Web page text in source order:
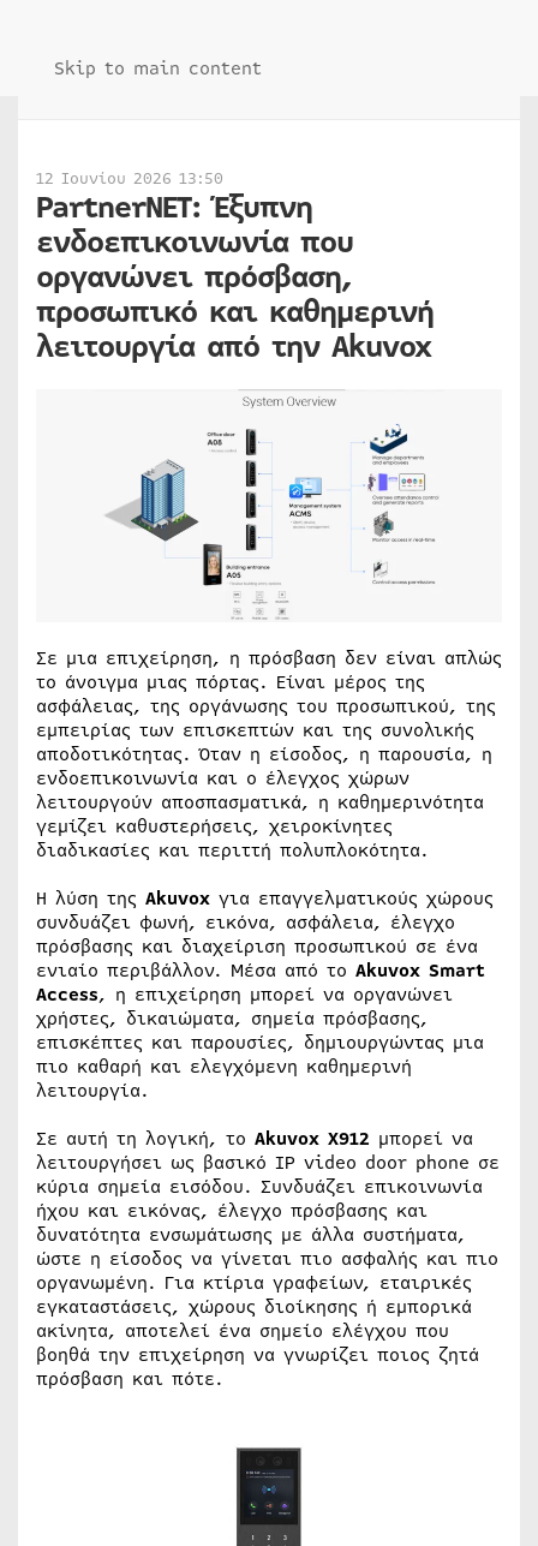
Skip to main content
12 Ιουνίου 2026 13:50
PartnerNET: Έξυπνη
ενδοεπικοινωνία που
οργανώνει πρόσβαση,
προσωπικό και καθημερινή
λειτουργία από την Akuvox
Σε μια επιχείρηση, η πρόσβαση δεν είναι απλώς
το άνοιγμα μιας πόρτας. Είναι μέρος της
ασφάλειας, της οργάνωσης του προσωπικού, της
εμπειρίας των επισκεπτών και της συνολικής
αποδοτικότητας. Όταν η είσοδος, η παρουσία, η
ενδοεπικοινωνία και ο έλεγχος χώρων
λειτουργούν αποσπασματικά, η καθημερινότητα
γεμίζει καθυστερήσεις, χειροκίνητες
διαδικασίες και περιττή πολυπλοκότητα.
Η λύση της Akuvox για επαγγελματικούς χώρους
συνδυάζει φωνή, εικόνα, ασφάλεια, έλεγχο
πρόσβασης και διαχείριση προσωπικού σε ένα
ενιαίο περιβάλλον. Μέσα από το Akuvox Smart
Access, η επιχείρηση μπορεί να οργανώνει
χρήστες, δικαιώματα, σημεία πρόσβασης,
επισκέπτες και παρουσίες, δημιουργώντας μια
πιο καθαρή και ελεγχόμενη καθημερινή
λειτουργία.
Σε αυτή τη λογική, το Akuvox X912 μπορεί να
λειτουργήσει ως βασικό IP video door phone σε
κύρια σημεία εισόδου. Συνδυάζει επικοινωνία
ήχου και εικόνας, έλεγχο πρόσβασης και
δυνατότητα ενσωμάτωσης με άλλα συστήματα,
ώστε η είσοδος να γίνεται πιο ασφαλής και πιο
οργανωμένη. Για κτίρια γραφείων, εταιρικές
εγκαταστάσεις, χώρους διοίκησης ή εμπορικά
ακίνητα, αποτελεί ένα σημείο ελέγχου που
βοηθά την επιχείρηση να γνωρίζει ποιος ζητά
πρόσβαση και πότε.